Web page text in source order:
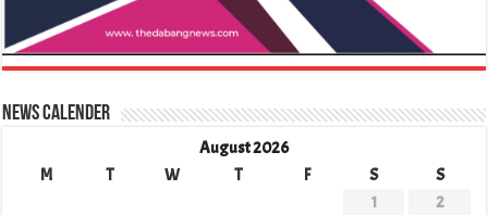
News Calender
August 2026
M
T W T F S
S
1
2